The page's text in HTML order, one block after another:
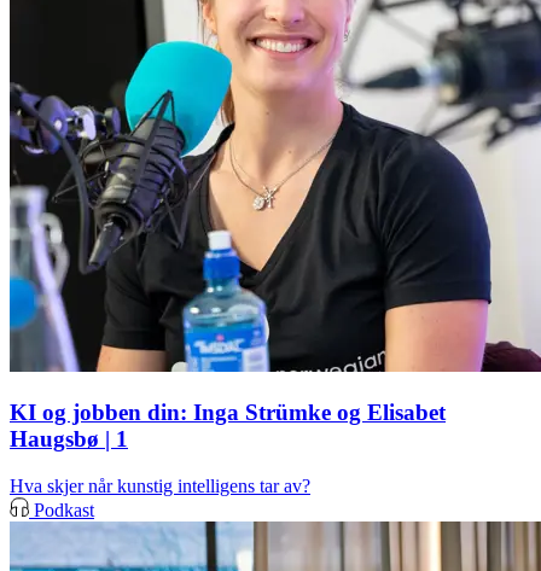
KI og jobben din: Inga Strümke og Elisabet
Haugsbø | 1
Hva skjer når kunstig intelligens tar av?
Podkast